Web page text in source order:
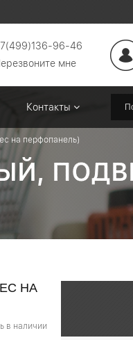
96-46
мне
Контакты
на перфопанель)
НА
в наличии